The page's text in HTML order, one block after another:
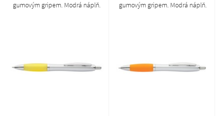
gumovým gripem. Modrá náplň.
gumovým gripem. Modrá náplň.